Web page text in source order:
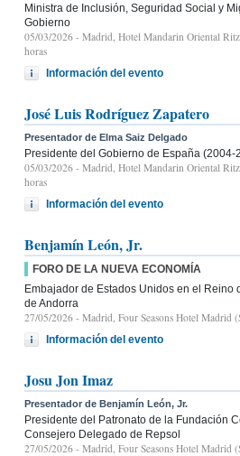
Ministra de Inclusión, Seguridad Social y
Gobierno
05/03/2026 - Madrid, Hotel Mandarin Oriental
horas
Información del evento
José Luis Rodríguez Zapatero
Presentador de Elma Saiz Delgado
Presidente del Gobierno de España (2004-
05/03/2026 - Madrid, Hotel Mandarin Oriental
horas
Información del evento
Benjamín León, Jr.
FORO DE LA NUEVA ECONOMÍA
Embajador de Estados Unidos en el Reino
de Andorra
27/05/2026 - Madrid, Four Seasons Hotel Madrid
Información del evento
Josu Jon Imaz
Presentador de Benjamín León, Jr.
Presidente del Patronato de la Fundación
Consejero Delegado de Repsol
27/05/2026 - Madrid, Four Seasons Hotel Madrid